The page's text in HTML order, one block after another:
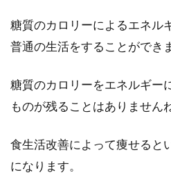
イエットを意
ています。...
カロリーを
糖質のカロリーによるエネル
普通の生活をすることができ
糖質のカロリーをエネルギー
ものが残ることはありません
食生活改善によって痩せると
になります。